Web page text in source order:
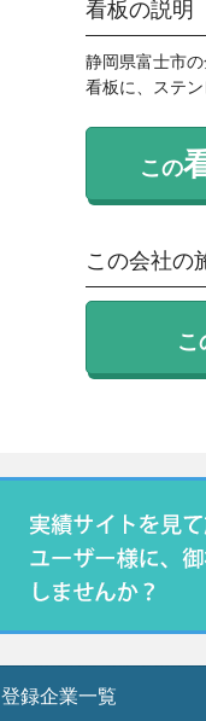
看板の説明
静岡県富士市
看板に、ステン
この
この会社の
こ
登録企業一覧